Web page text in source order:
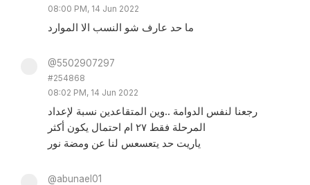
08:00 PM, 14 Jun 2022
ما حد عارف شو النسب الا الموارد
@5502907297
#254868
08:02 PM, 14 Jun 2022
رجعنا لنفس الدوامة ..وين المتقاعدين نسبة لإعداد
المرحلة فقط ٢٧ ام احتمال يكون أكثر
ياريت حد يتعسعس لنا عن ومضة نور
@abunael01